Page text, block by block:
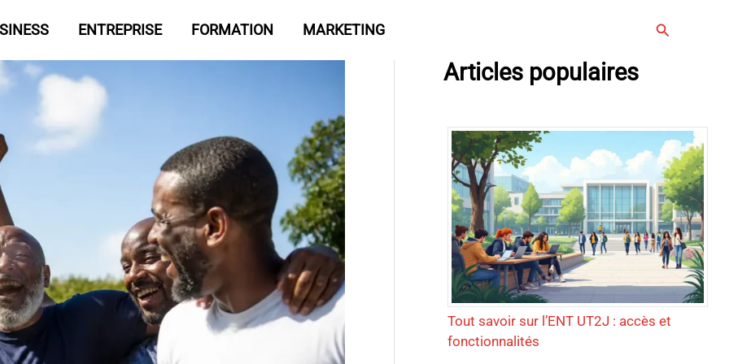
ENTREPRISE FORMATION MARKETING Rechercher
Articles populaires
Tout savoir sur l’ENT UT2J : accès et
fonctionnalités